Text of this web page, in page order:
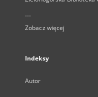
...
Zobacz więcej
Indeksy
Autor